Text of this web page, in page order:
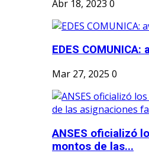
Abr 18, 2023 0
EDES
Mar 27, 2025 0
ANSES oficializó
montos de las...